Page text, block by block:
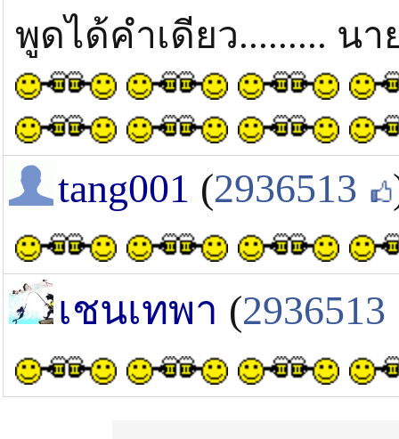
พูดได้คำเดียว......... น
tang001 (2936513
เชนเทพา (2936513